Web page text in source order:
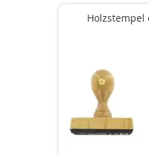
Holzstempel